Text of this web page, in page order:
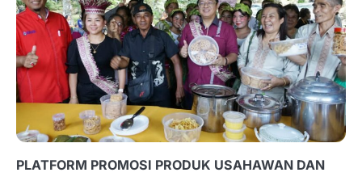
PLATFORM PROMOSI PRODUK USAHAWAN DAN